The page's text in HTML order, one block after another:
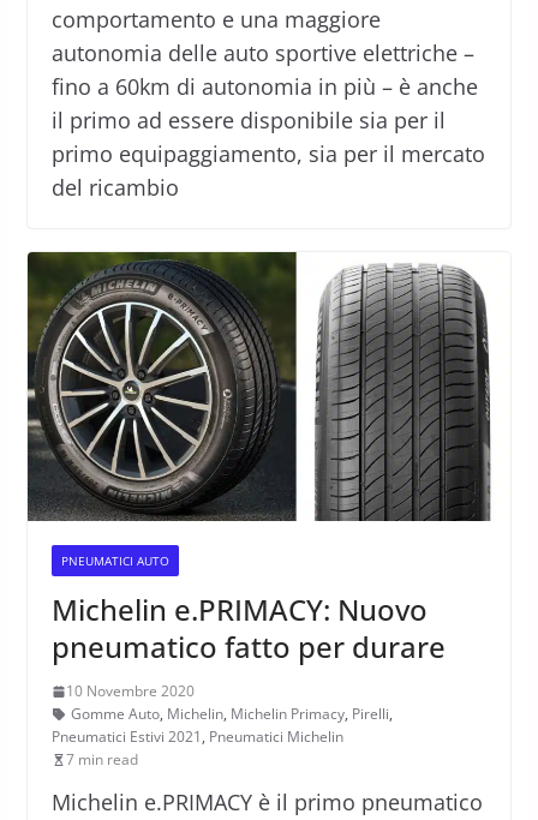
comportamento e una maggiore
autonomia delle auto sportive elettriche –
fino a 60km di autonomia in più – è anche
il primo ad essere disponibile sia per il
primo equipaggiamento, sia per il mercato
del ricambio
PNEUMATICI AUTO
Michelin e.PRIMACY: Nuovo
pneumatico fatto per durare
10 Novembre 2020
Gomme Auto, Michelin, Michelin Primacy, Pirelli,
Pneumatici Estivi 2021, Pneumatici Michelin
7 min read
Michelin e.PRIMACY è il primo pneumatico